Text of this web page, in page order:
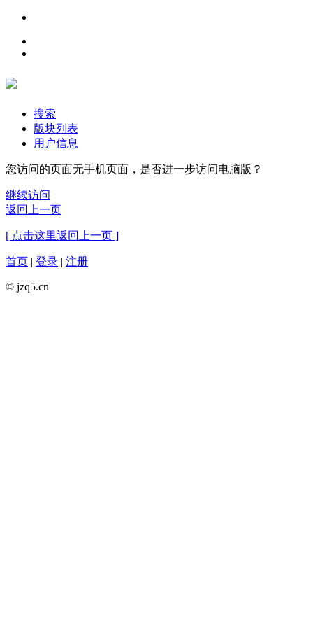
搜索
版块列表
用户信息
您访问的页面无手机页面，是否进一步访问电脑版？
继续访问
返回上一页
[ 点击这里返回上一页 ]
首页 | 登录 | 注册
© jzq5.cn